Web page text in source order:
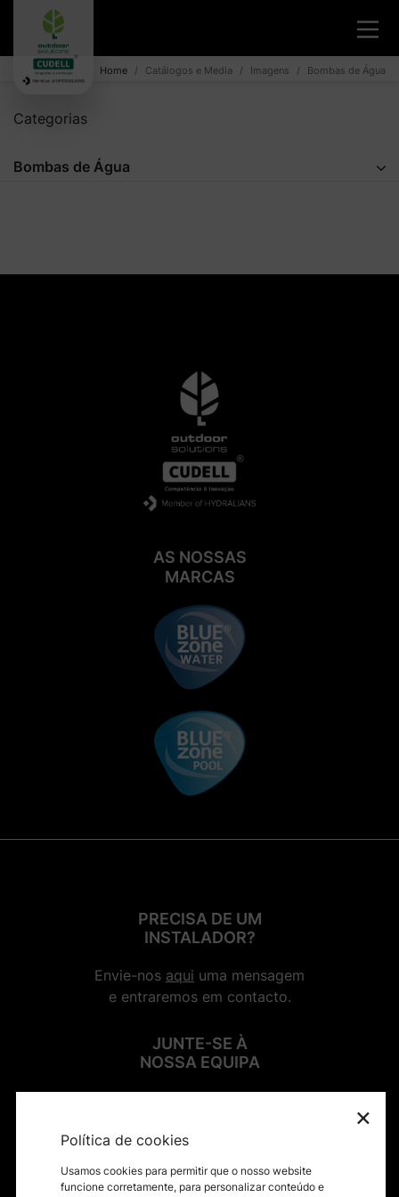
Home Catálogos e Media Imagens Bombas de Água
Categorias
Bombas de Água
AS NOSSAS
MARCAS
PRECISA DE UM
INSTALADOR?
Envie-nos aqui uma mensagem
e entraremos em contacto.
JUNTE-SE À
NOSSA EQUIPA
×
Política de cookies
Usamos cookies para permitir que o nosso website
funcione corretamente, para personalizar conteúdo e